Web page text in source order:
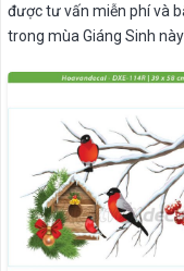
được tư vấn miễn phí và
trong mùa Giáng Sinh